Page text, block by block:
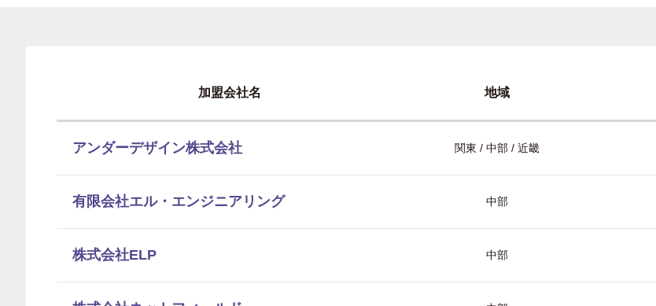
加盟会社名 地域
アンダーデザイン株式会社 関東 / 中部 / 近畿
有限会社エル・エンジニアリング 中部
株式会社ELP 中部